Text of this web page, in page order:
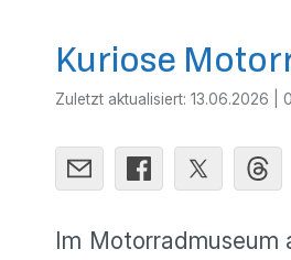
Kuriose
Zuletzt aktualisiert: 13.06.2026 |
Im Motorradmuseum